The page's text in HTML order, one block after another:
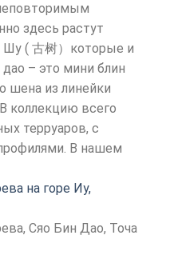
здесь растут
( 古树）которые и
– это мини блин
шена из линейки
коллекцию всего
терруаров, с
В нашем
на горе Иу,
Сяо Бин Дао, Точа